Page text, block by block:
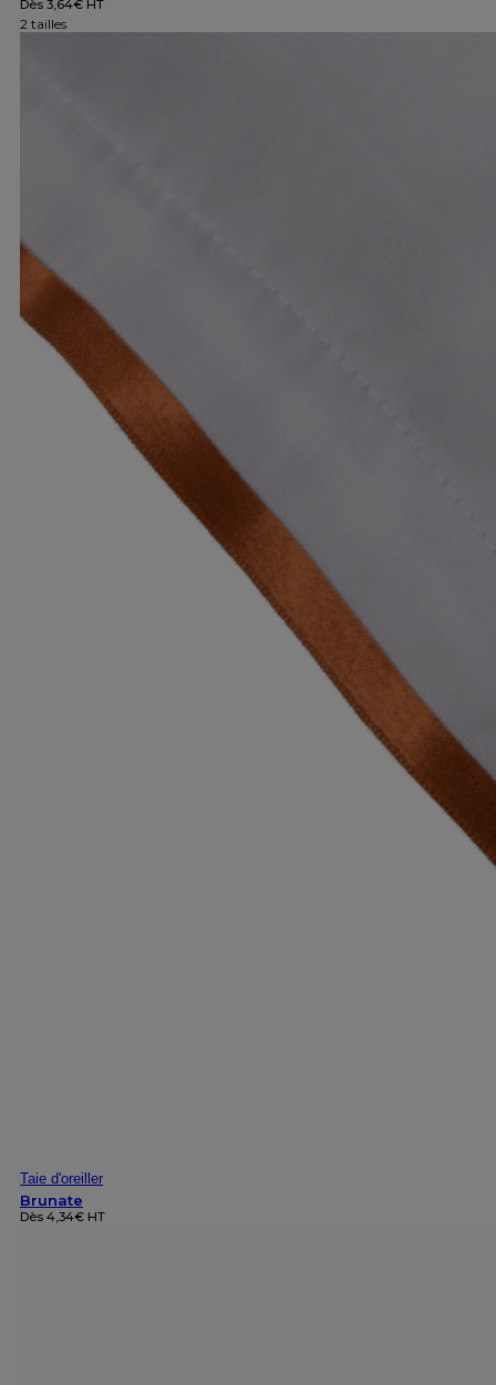
Dès 3,64€ HT
2 tailles
Taie d'oreiller
Brunate
Dès 4,34€ HT